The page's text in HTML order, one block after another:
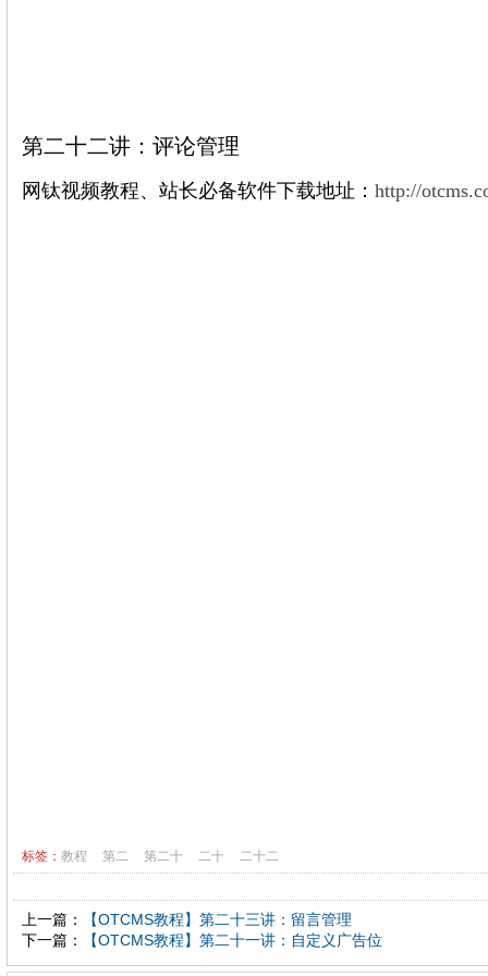
第二十二讲：评论管理
网钛视频教程、站长必备软件下载地址： http://
标签： 教程 第二 第二十 二十 二十二
上一篇：
【OTCMS教程】第二十三讲：留言管理
下一篇：
【OTCMS教程】第二十一讲：自定义广告位